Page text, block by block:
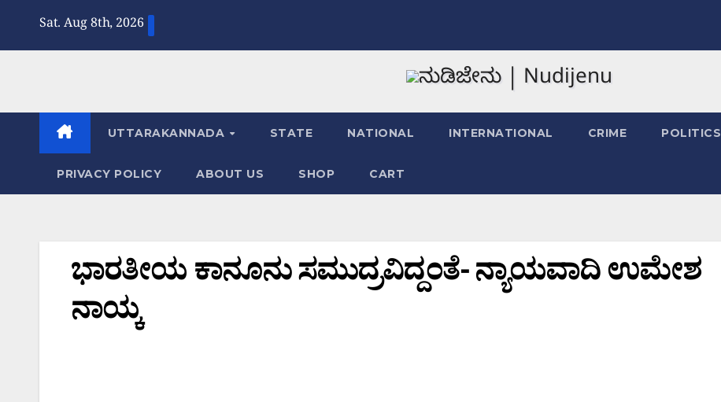
Sat. Aug 8th, 2026
UTTARAKANNADA STATE NATIONAL INTERNATIONAL CRIME POLITICS
PRIVACY POLICY ABOUT US SHOP CART
ಭಾರತೀಯ ಕಾನೂನು ಸಮುದ್ರವಿದ್ದಂತೆ- ನ್ಯಾಯವಾದಿ ಉಮೇಶ
ನಾಯ್ಕ